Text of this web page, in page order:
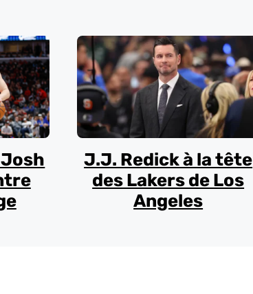
J.J. Redick à la tête
des Lakers de Los
Angeles